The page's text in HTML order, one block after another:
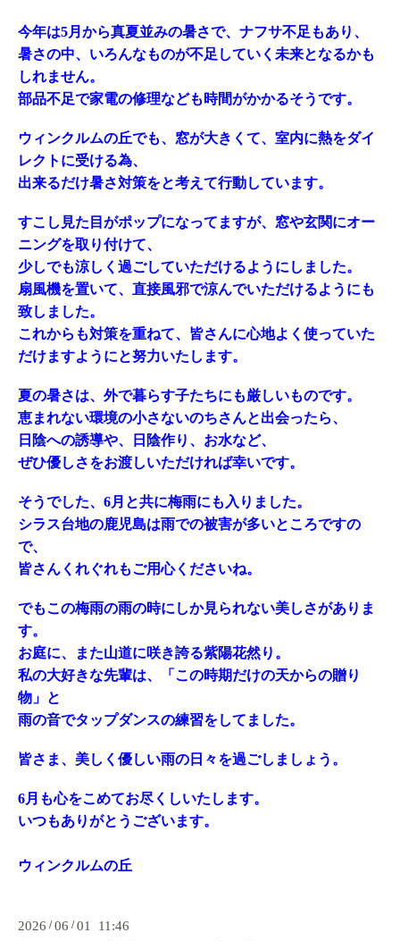
今年は5月から真夏並みの暑さで、ナフサ不足もあり、
暑さの中、いろんなものが不足していく未来となるかも
しれません。
部品不足で家電の修理なども時間がかかるそうです。
ウィンクルムの丘でも、窓が大きくて、室内に熱をダイ
レクトに受ける為、
出来るだけ暑さ対策をと考えて行動しています。
すこし見た目がポップになってますが、窓や玄関にオー
ニングを取り付けて、
少しでも涼しく過ごしていただけるようにしました。
扇風機を置いて、直接風邪で涼んでいただけるようにも
致しました。
これからも対策を重ねて、皆さんに心地よく使っていた
だけますようにと努力いたします。
夏の暑さは、外で暮らす子たちにも厳しいものです。
恵まれない環境の小さないのちさんと出会ったら、
日陰への誘導や、日陰作り、お水など、
ぜひ優しさをお渡しいただければ幸いです。
そうでした、6月と共に梅雨にも入りました。
シラス台地の鹿児島は雨での被害が多いところですの
で、
皆さんくれぐれもご用心くださいね。
でもこの梅雨の雨の時にしか見られない美しさがありま
す。
お庭に、また山道に咲き誇る紫陽花然り。
私の大好きな先輩は、「この時期だけの天からの贈り
物」と
雨の音でタップダンスの練習をしてました。
皆さま、美しく優しい雨の日々を過ごしましょう。
6月も心をこめてお尽くしいたします。
いつもありがとうございます。
ウィンクルムの丘
2026 /06 /01 11:46